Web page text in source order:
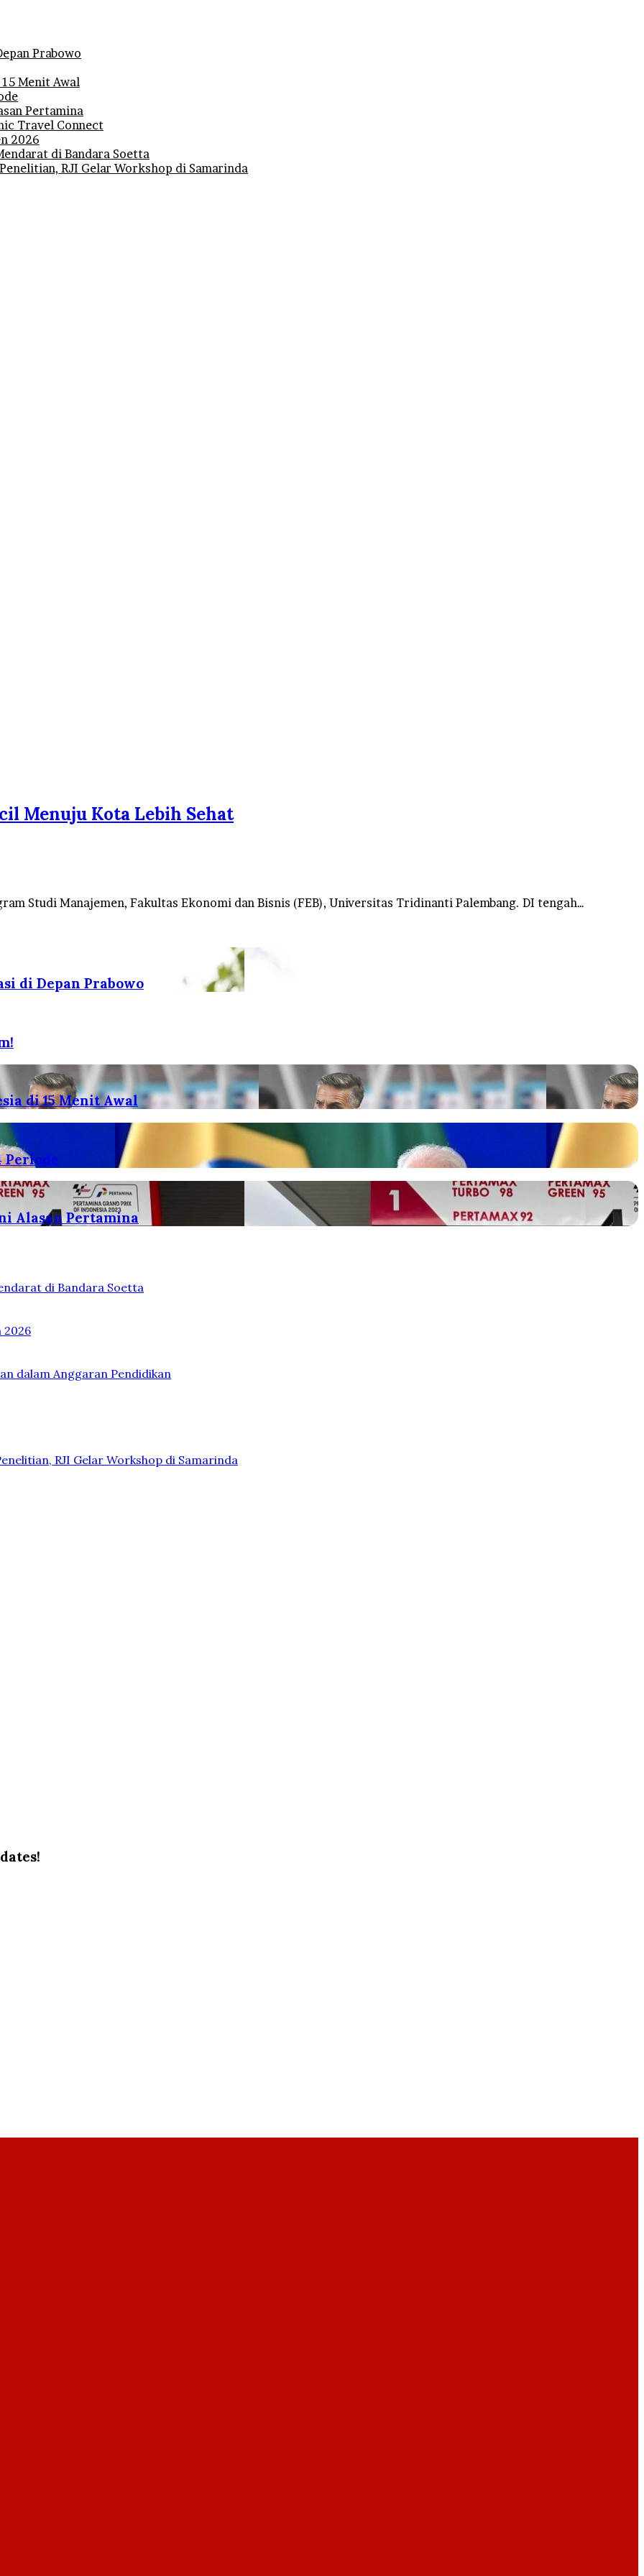
Prabowo
Menit Awal
Pertamina
Travel Connect
2026
di Bandara Soetta
RJI Gelar Workshop di Samarinda
Menuju Kota Lebih Sehat
Studi Manajemen, Fakultas Ekonomi dan Bisnis (FEB), Universitas Tridinanti Palembang. ​DI tengah…
di Depan Prabowo
di 15 Menit Awal
Periode
Alasan Pertamina
di Bandara Soetta
2026
dalam Anggaran Pendidikan
RJI Gelar Workshop di Samarinda